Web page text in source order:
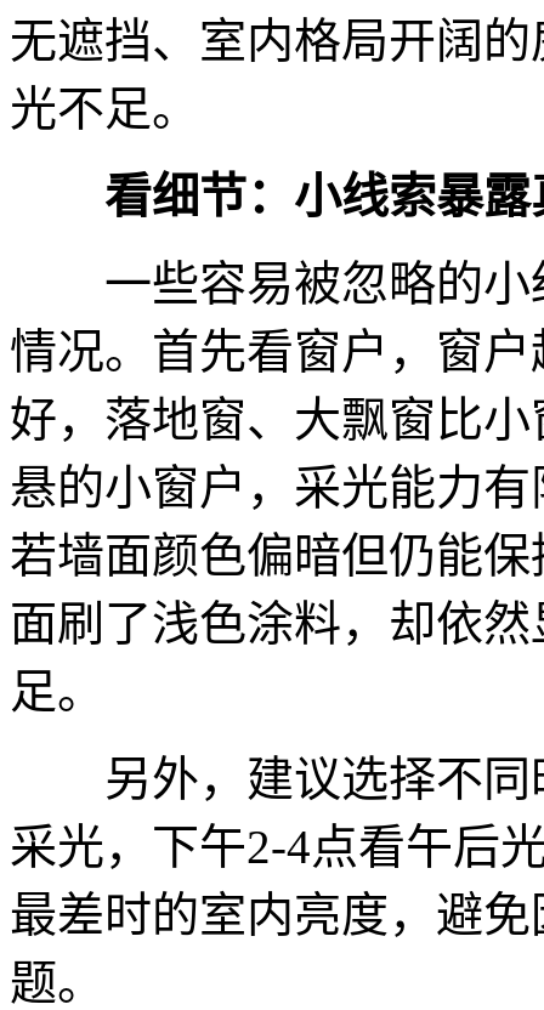
无遮挡、室内格局开阔
光不足。
看细节：小线索暴
一些容易被忽略的小
情况。首先看窗户，窗
好，落地窗、大飘窗比
悬的小窗户，采光能力
若墙面颜色偏暗但仍能
面刷了浅色涂料，却依
足。
另外，建议选择不同
采光，下午2-4点看午后
最差时的室内亮度，避
题。